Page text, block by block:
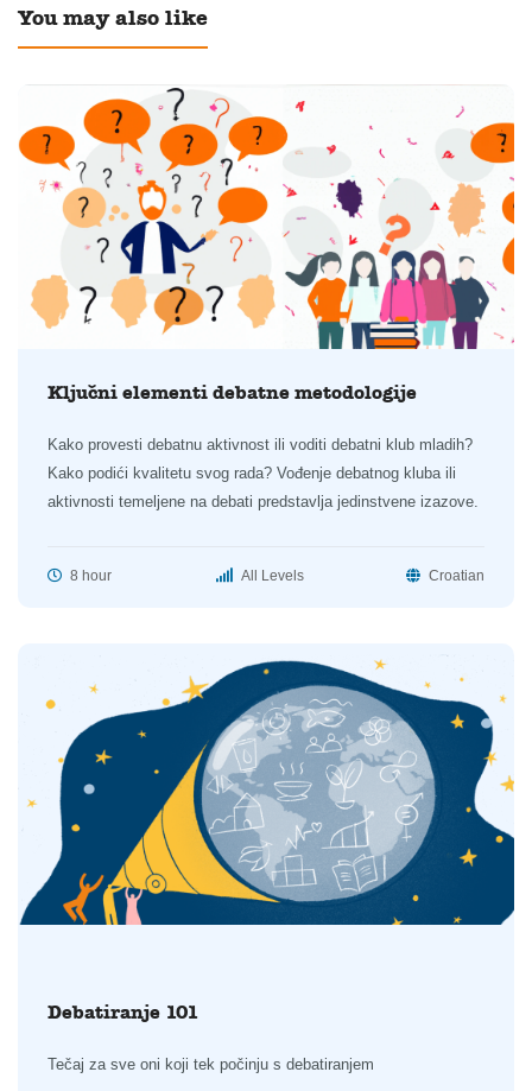
You may also like
Ključni elementi debatne metodologije
Kako provesti debatnu aktivnost ili voditi debatni klub mladih?
Kako podići kvalitetu svog rada? Vođenje debatnog kluba ili
aktivnosti temeljene na debati predstavlja jedinstvene izazove.
8 hour All Levels Croatian
Debatiranje 101
Tečaj za sve oni koji tek počinju s debatiranjem